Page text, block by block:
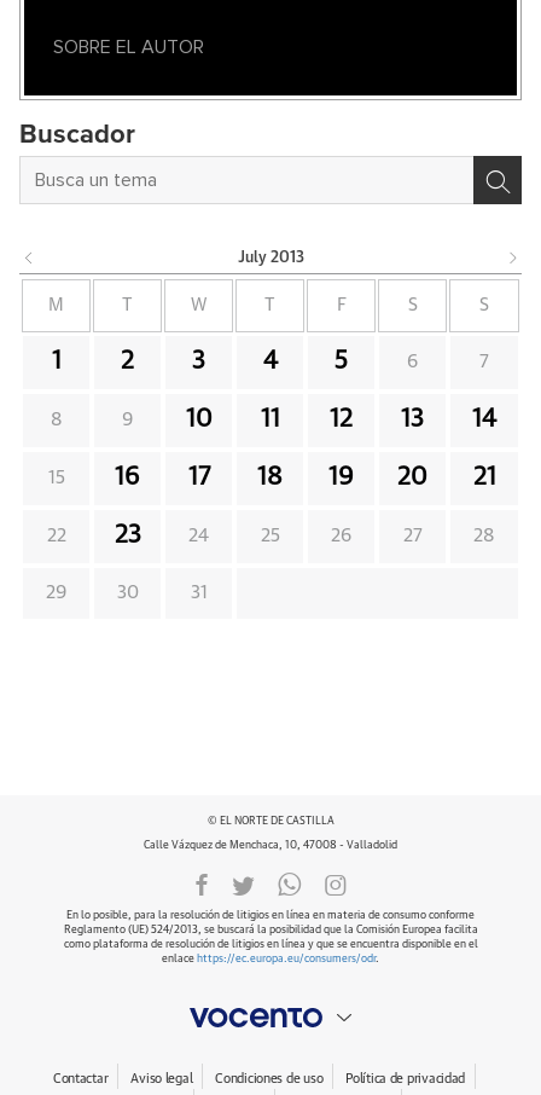
SOBRE EL AUTOR
Buscador
July 2013
M W F S S
1 2 3 4 5 6 7
8 9 10 11 12 13 14
15 16 17 18 19 20 21
22 23 24 25 26 27 28
29 30 31
© EL NORTE DE CASTILLA
Calle Vázquez de Menchaca, 10, 47008 - Valladolid
En lo posible, para la resolución de litigios en línea en materia de consumo conforme
Reglamento (UE) 524/2013, se buscará la posibilidad que la Comisión Europea facilita
como plataforma de resolución de litigios en línea y que se encuentra disponible en el
enlace https://ec.europa.eu/consumers/odr.
Contactar Aviso legal Condiciones de uso Política de privacidad